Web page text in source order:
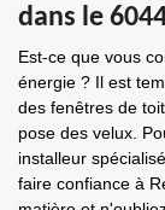
dans le
Est-ce que vous
énergie ? Il est
des fenêtres de
pose des velux.
installeur
faire confiance à